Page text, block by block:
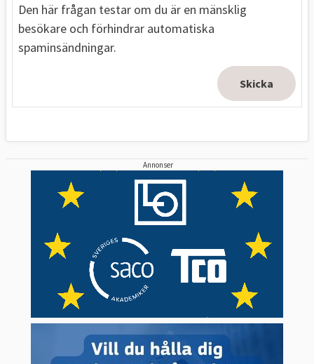
Den här frågan testar om du är en mänsklig
besökare och förhindrar automatiska
spaminsändningar.
Annonser